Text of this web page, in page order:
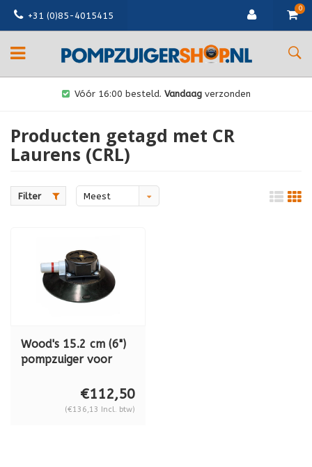
+31 (0)85-4015415
0
Vóór 16:00 besteld. Vandaag verzonden
Producten getagd met CR
Laurens (CRL)
Filter
Meest
Wood's 15.2 cm (6")
pompzuiger voor
20 x 3/8" draadstift
TL6AM kunststof
€112,50
(€136,13 Incl. btw)